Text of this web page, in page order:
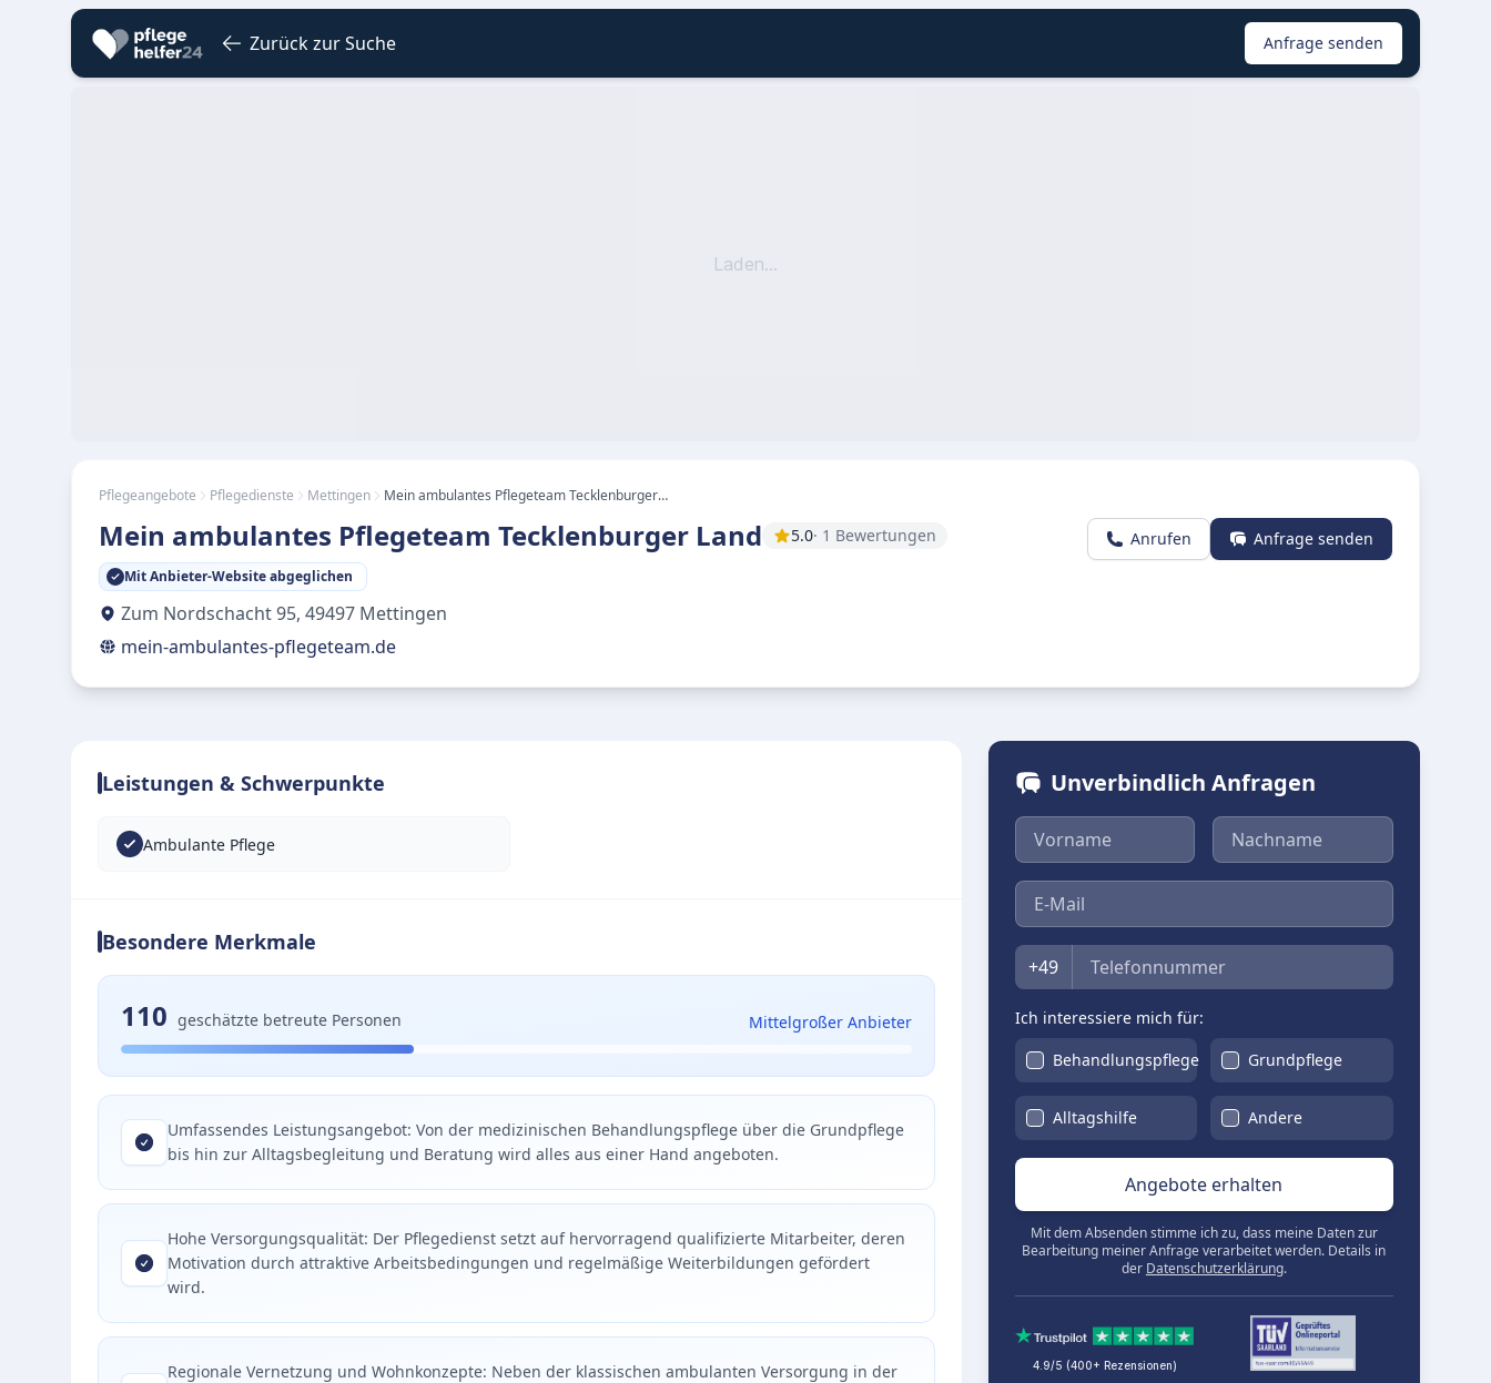
Zurück zur Suche Anfrage senden
Laden...
Pflegeangebote Pflegedienste Mettingen Mein ambulantes Pflegeteam Tecklenburger Land
Mein ambulantes Pflegeteam Tecklenburger Land 5.0· 1 Bewertungen
Mit Anbieter-Website abgeglichen
Zum Nordschacht 95, 49497 Mettingen
mein-ambulantes-pflegeteam.de
Anrufen Anfrage senden
Leistungen & Schwerpunkte
Ambulante Pflege
Besondere Merkmale
110 geschätzte betreute Personen Mittelgroßer Anbieter
Umfassendes Leistungsangebot: Von der medizinischen Behandlungspflege über die Grundpflege
bis hin zur Alltagsbegleitung und Beratung wird alles aus einer Hand angeboten.
Hohe Versorgungsqualität: Der Pflegedienst setzt auf hervorragend qualifizierte Mitarbeiter, deren
Motivation durch attraktive Arbeitsbedingungen und regelmäßige Weiterbildungen gefördert
wird.
Regionale Vernetzung und Wohnkonzepte: Neben der klassischen ambulanten Versorgung in der
Unverbindlich Anfragen
Vorname Nachname
E-Mail
Telefon
+49
Ich interessiere mich für:
Behandlungspflege
Grundpflege
Alltagshilfe Andere
Angebote erhalten
Mit dem Absenden stimme ich zu, dass meine Daten zur
Bearbeitung meiner Anfrage verarbeitet werden. Details in
der Datenschutzerklärung.
4.9/5 (400+ Rezensionen)